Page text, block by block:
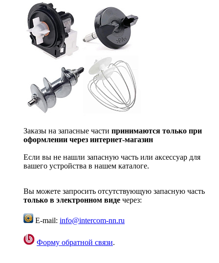
Заказы на запасные части принимаются только при
оформлении через интернет-магазин
Если вы не нашли запасную часть или аксессуар для
вашего устройства в нашем каталоге.
Вы можете запросить отсутствующую запасную часть
только в электронном виде через:
E-mail: info@intercom-nn.ru
Форму обратной связи.